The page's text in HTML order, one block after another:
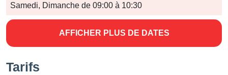
Samedi, Dimanche de 09:00 à 10:30
AFFICHER PLUS DE DATES
Tarifs